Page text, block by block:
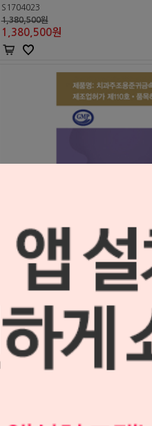
S1704023
1,380,500원
1,380,500원